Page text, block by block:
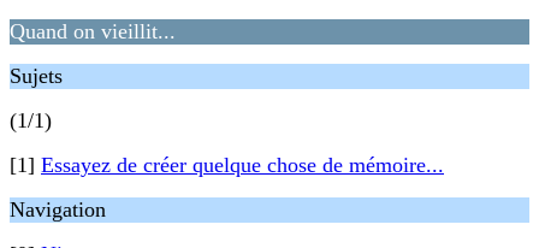
Quand on vieillit...
Sujets
(1/1)
[1] Essayez de créer quelque chose de mémoire...
Navigation